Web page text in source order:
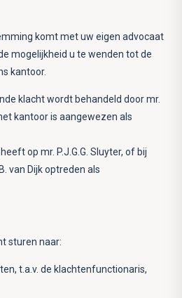
komt met uw eigen advocaat
mogelijkheid u te wenden tot de
kantoor.
klacht wordt behandeld door mr.
kantoor is aangewezen als
op mr. P.J.G.G. Sluyter, of bij
van Dijk optreden als
sturen naar:
t.a.v. de klachtenfunctionaris,